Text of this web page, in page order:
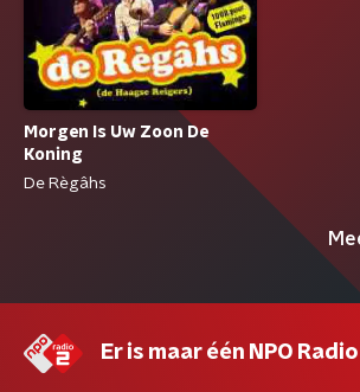
Morgen Is Uw Zoon De
Koning
De Règâhs
Er is maar één NPO